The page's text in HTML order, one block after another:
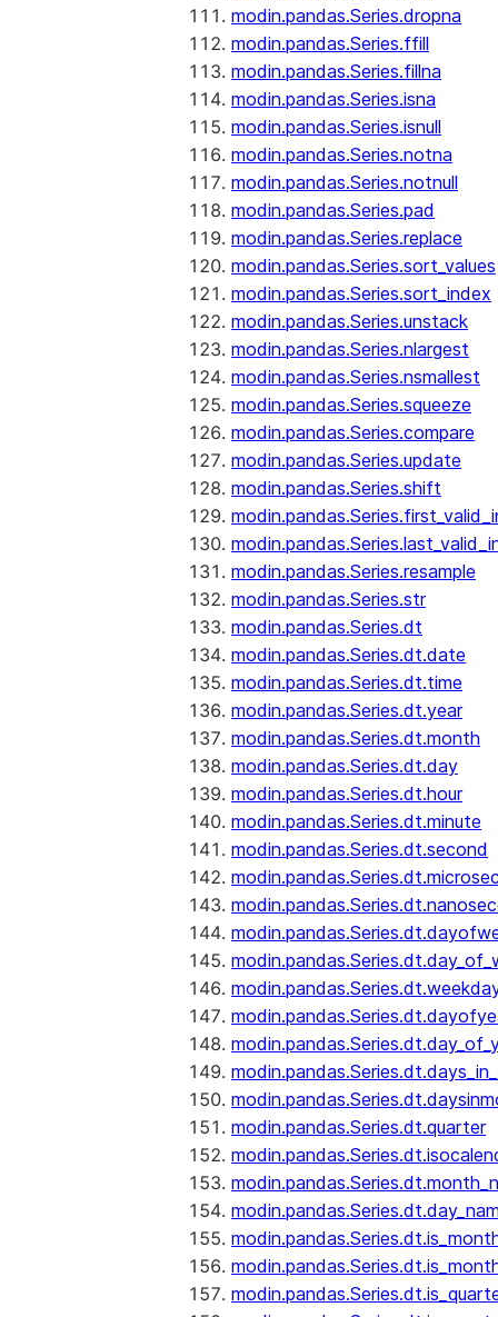
modin.pandas.Series.dropna
modin.pandas.Series.ffill
modin.pandas.Series.fillna
modin.pandas.Series.isna
modin.pandas.Series.isnull
modin.pandas.Series.notna
modin.pandas.Series.notnull
modin.pandas.Series.pad
modin.pandas.Series.replace
modin.pandas.Series.sort_values
modin.pandas.Series.sort_index
modin.pandas.Series.unstack
modin.pandas.Series.nlargest
modin.pandas.Series.nsmallest
modin.pandas.Series.squeeze
modin.pandas.Series.compare
modin.pandas.Series.update
modin.pandas.Series.shift
modin.pandas.Series.resample
modin.pandas.Series.str
modin.pandas.Series.dt
modin.pandas.Series.dt.date
modin.pandas.Series.dt.time
modin.pandas.Series.dt.year
modin.pandas.Series.dt.month
modin.pandas.Series.dt.day
modin.pandas.Series.dt.hour
modin.pandas.Series.dt.minute
modin.pandas.Series.dt.second
modin.pandas.Series.dt.quarter